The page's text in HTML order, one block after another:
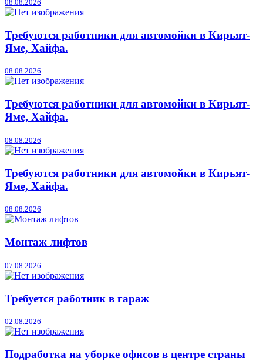
08.08.2026
Требуются работники для автомойки в Кирьят-
Яме, Хайфа.
08.08.2026
Требуются работники для автомойки в Кирьят-
Яме, Хайфа.
08.08.2026
Требуются работники для автомойки в Кирьят-
Яме, Хайфа.
08.08.2026
Монтаж лифтов
07.08.2026
Требуется работник в гараж
02.08.2026
Подработка на уборке офисов в центре страны